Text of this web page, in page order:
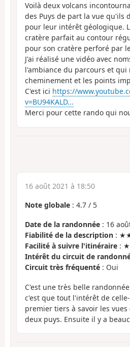
Voilà deux volcans
des Puys de part la vue qu'ils
pour leur intérêt géologique.
cratère parfait au contour
pour son cratère perforé par
J'ai réalisé une vidéo avec
l'ambiance du parcours et qui
cheminement et les points
C'est ici https://
v=BU94KALD...
Merci pour cette rando qui
16 août 2021 à 18:50
Note globale : 4.7 / 5
Date de la randonnée : 16
Fiabilité de la description :
Facilité à suivre l'itinéraire :
Intérêt du circuit de
Circuit très fréquenté : Oui
C'est une très belle
c'est que tout l'intérêt de
premier tiers à savoir les
deux puys. Ensuite il y a